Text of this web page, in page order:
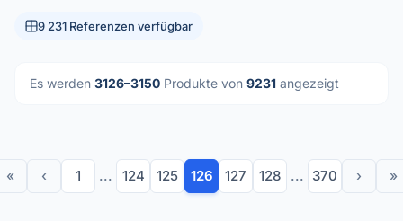
9 231 Referenzen verfügbar
Es werden 3126–3150 Produkte von 9231 angezeigt
« ‹ 1 ... 124 125 126 127 128 ... 370 › »